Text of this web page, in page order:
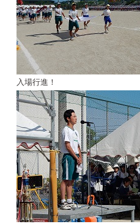
入場行進！